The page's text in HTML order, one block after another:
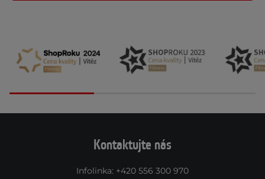
Kontaktujte nás
Infolinka: +420 556 300 970